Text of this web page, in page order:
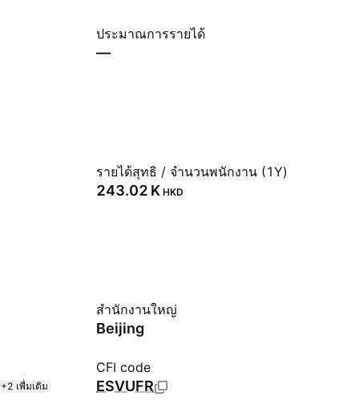
ประมาณการรายได้
—
รายได้สุทธิ / จำนวนพนักงาน (1Y)
‪243.02 K‬ HKD
สำนักงานใหญ่
Beijing
+2 เพื่มเติม
CFI code
ESVUFR